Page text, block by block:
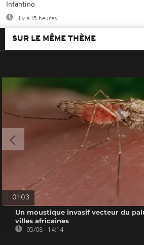
Infantino
Il y a 15 heures
SUR LE MÊME THÈME
01:03
Un moustique invasif vecteur du
villes africaines
05/08 - 14:14